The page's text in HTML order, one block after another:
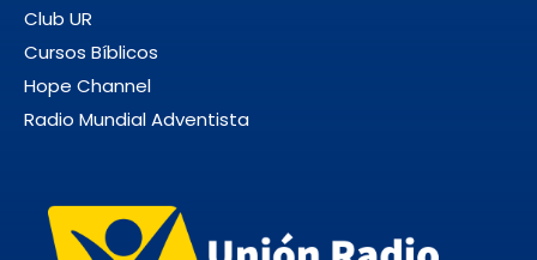
Archives
junio 2026
noviembre 2025
abril 2025
Club UR
Cursos Bíblicos
Hope Channel
Radio Mundial Adventista